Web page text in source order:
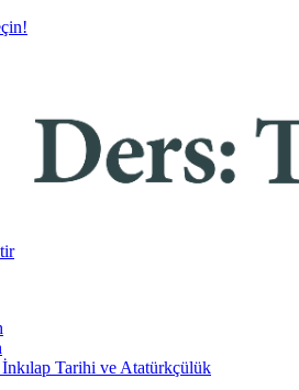
İnkılap Tarihi ve Atatürkçülük